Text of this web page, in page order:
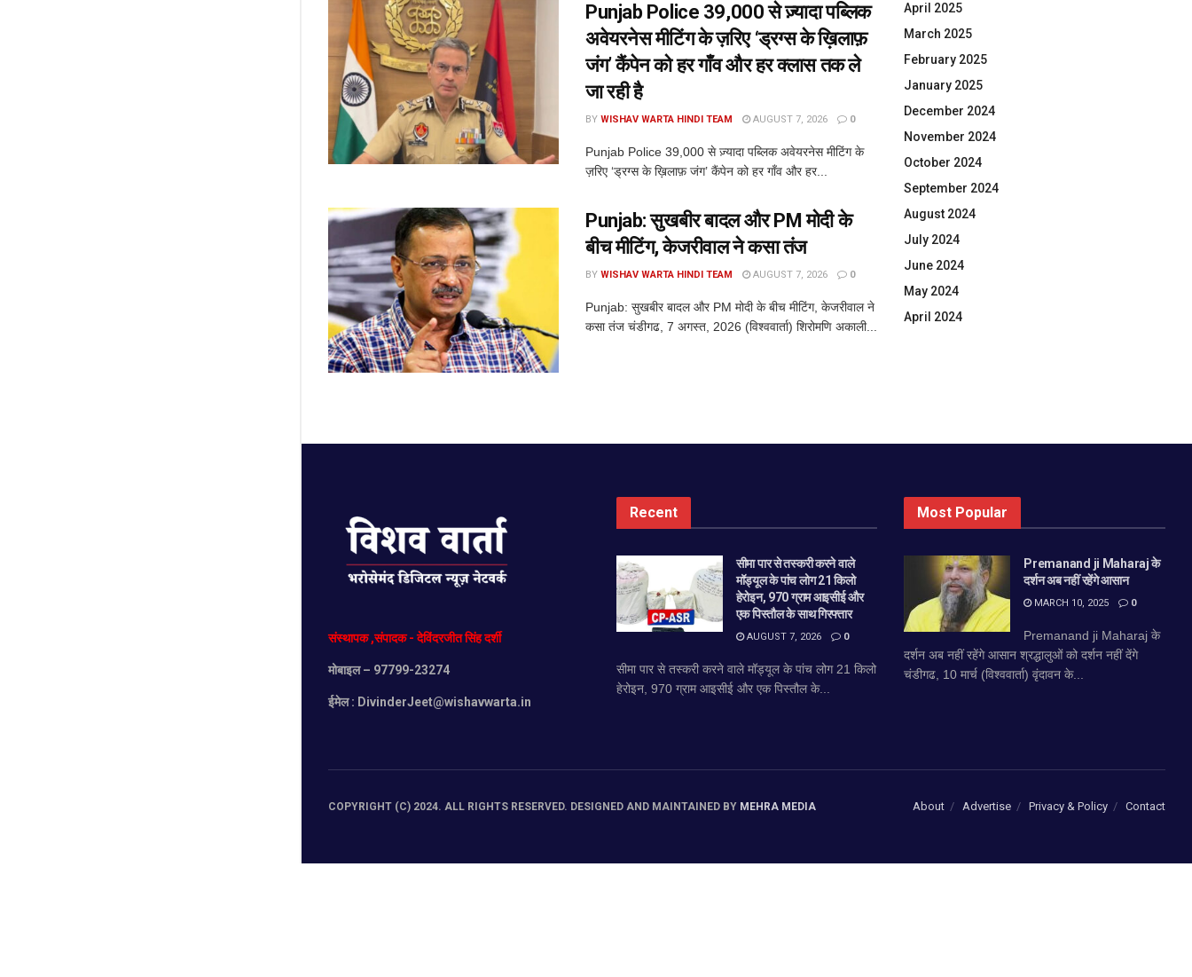
Punjab Police 39,000 से ज़्यादा पब्लिक
अवेयरनेस मीटिंग के ज़रिए ‘ड्रग्स के ख़िलाफ़
जंग’ कैंपेन को हर गाँव और हर क्लास तक ले
जा रही है
BY WISHAV WARTA HINDI TEAM AUGUST 7, 2026 0
Punjab Police 39,000 से ज़्यादा पब्लिक अवेयरनेस मीटिंग के
ज़रिए ‘ड्रग्स के ख़िलाफ़ जंग’ कैंपेन को हर गाँव और हर...
Punjab: सुखबीर बादल और PM मोदी के
बीच मीटिंग, केजरीवाल ने कसा तंज
BY WISHAV WARTA HINDI TEAM AUGUST 7, 2026 0
Punjab: सुखबीर बादल और PM मोदी के बीच मीटिंग, केजरीवाल ने
कसा तंज चंडीगढ, 7 अगस्त, 2026 (विश्ववार्ता) शिरोमणि अकाली...
April 2025
March 2025
February 2025
January 2025
December 2024
November 2024
October 2024
September 2024
August 2024
July 2024
June 2024
May 2024
April 2024
संस्थापक,संपादक-देविंदरजीतसिंहदर्शी
मोबाइल– 97799-23274
ईमेल : DivinderJeet@wishavwarta.in
Recent
सीमा पार से तस्करी करने वाले
मॉड्यूल के पांच लोग 21 किलो
हेरोइन, 970 ग्राम आइसीई और
एक पिस्तौल के साथ गिरफ्तार
AUGUST 7, 2026 0
सीमा पार से तस्करी करने वाले मॉड्यूल के पांच लोग 21 किलो
हेरोइन, 970 ग्राम आइसीई और एक पिस्तौल के...
Most Popular
Premanand ji Maharaj के
दर्शन अब नहीं रहेंगे आसान
MARCH 10, 2025 0
Premanand ji Maharaj के
दर्शन अब नहीं रहेंगे आसान श्रद्धालुओं को दर्शन नहीं देंगे
चंडीगढ, 10 मार्च (विश्ववार्ता) वृंदावन के...
About Advertise Privacy & Policy Contact
COPYRIGHT (C) 2024. ALL RIGHTS RESERVED. DESIGNED AND MAINTAINED BY MEHRA MEDIA